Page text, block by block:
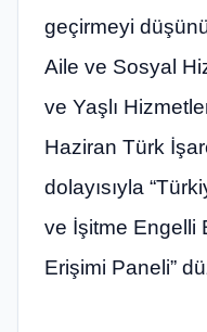
geçirmeyi
Aile ve Sosyal
ve Yaşlı
Haziran Türk
dolayısıyla
ve İşitme Engelli
Erişimi Paneli”